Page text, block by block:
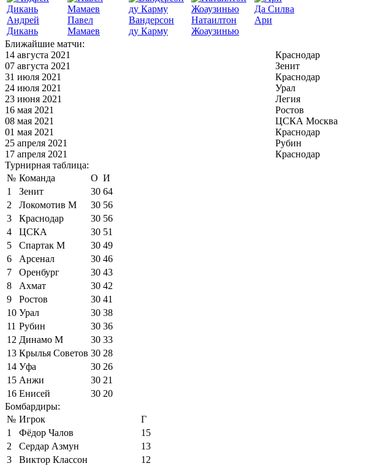
Андрей
Дикань
Павел
Мамаев
Вандерсон
ду Карму
Натаилтон
Жоаузинью
Да Силва
Ари
Ближайшие матчи:
14 августа 2021
Краснодар
07 августа 2021
Зенит
31 июля 2021
Краснодар
24 июля 2021
Урал
23 июня 2021
Легия
16 мая 2021
Ростов
08 мая 2021
ЦСКА Москва
01 мая 2021
Краснодар
25 апреля 2021
Рубин
17 апреля 2021
Краснодар
Турнирная таблица:
№ Команда О И
1
Зенит 30 64
2
Локомотив М 30 56
3
Краснодар 30 56
4
ЦСКА 30 51
5
Спартак М 30 49
6
Арсенал 30 46
7
Оренбург 30 43
8
Ахмат 30 42
9
Ростов 30 41
10 Урал 30 38
11 Рубин 30 36
12 Динамо М 30 33
13 Крылья Советов 30 28
14 Уфа 30 26
15 Анжи 30 21
16 Енисей 30 20
Бомбардиры:
№ Игрок
Г
1
Фёдор Чалов
15
2
Сердар Азмун
13
3
Виктор Классон
12